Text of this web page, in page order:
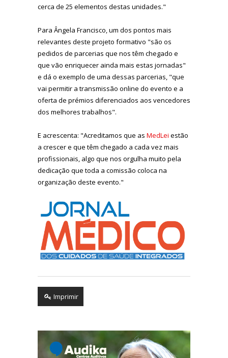
cerca de 25 elementos destas unidades."
Para Ângela Francisco, um dos pontos mais
relevantes deste projeto formativo "são os
pedidos de parcerias que nos têm chegado e
que vão enriquecer ainda mais estas jornadas"
e dá o exemplo de uma dessas parcerias, "que
vai permitir a transmissão online do evento e a
oferta de prémios diferenciados aos vencedores
dos melhores trabalhos".
E acrescenta: "Acreditamos que as MedLei estão
a crescer e que têm chegado a cada vez mais
profissionais, algo que nos orgulha muito pela
dedicação que toda a comissão coloca na
organização deste evento."
Imprimir